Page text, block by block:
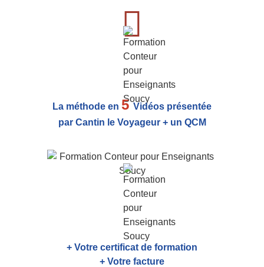
La méthode en 5Vidéos présentée
par Cantin le Voyageur + un QCM
+ Votre certificat de formation
+ Votre facture